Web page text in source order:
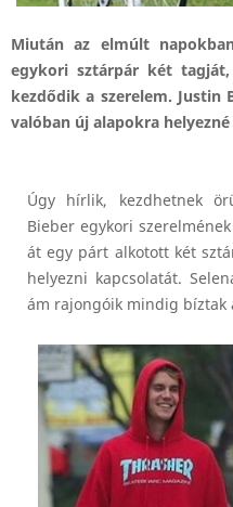
Miután az elmúlt
egykori sztárpár két
kezdődik a szerelem. Justin
valóban új alapokra
Úgy hírlik, kezdhetnek
Bieber egykori
át egy párt alkotott két
helyezni kapcsolatát.
ám rajongóik mindig bíztak